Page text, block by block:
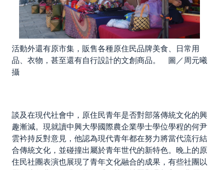
活動外還有原市集，販售各種原住民品牌美食、日常用
品、衣物，甚至還有自行設計的文創商品。 圖／周元曦
攝
談及在現代社會中，原住民青年是否對部落傳統文化的興
趣漸減。現就讀中興大學國際農企業學士學位學程的何尹
雲衿持反對意見，他認為現代青年都在努力將當代流行結
合傳統文化，並碰撞出屬於青年世代的新特色。晚上的原
住民社團表演也展現了青年文化融合的成果，有些社團以